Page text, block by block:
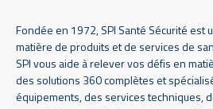
Fondée en 1972, SPI Santé Sécurité est
matière de produits et de services de
SPI vous aide à relever vos défis en
des solutions 360 complètes et
équipements, des services techniques,